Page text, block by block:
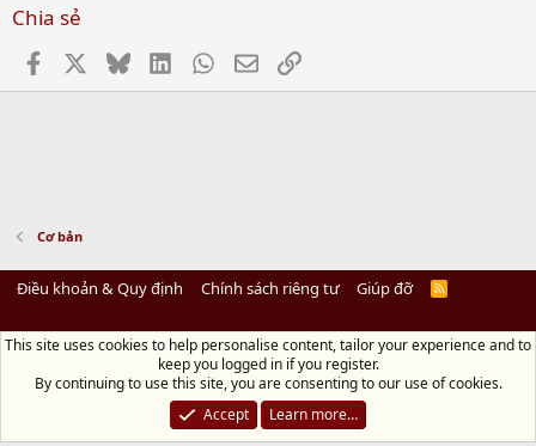
Chia sẻ
Facebook BlueskyLinkedInWhatsApp
EmailLink
Cơ bản
Điều khoản & Quy định Chính sách riêng tư Giúp đỡ
R
Diệu Pháp Âm
Chùa Diệu Pháp - Số 72/14 Phú Mỹ, Phú Hòa Đông, Củ Chi, TP.HCM
đồ)
Điện thoại: 028.36208438 | Email: bientap@dieuphapam.net
Chủ Nhiệm: Thích Minh Thiền
This site uses cookies to help personalise content, tailor your experience and to
keep you logged in if you register.
By continuing to use this site, you are consenting to our use of cookies.
Accept
Learn more…